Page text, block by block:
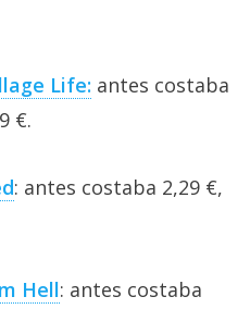
Life: antes costaba
€.
: antes costaba 2,29 €,
Hell: antes costaba